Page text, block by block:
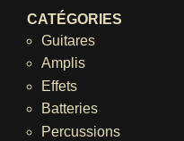
CATÉGORIES
Guitares
Amplis
Effets
Batteries
Percussions